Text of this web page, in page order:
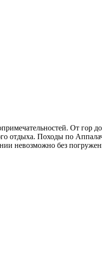
От гор
отдыха. Походы по
невозможно без